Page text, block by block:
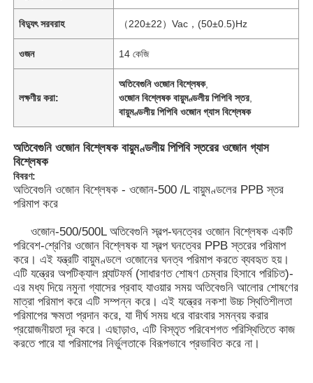
বিদ্যুৎ সরবরাহ （220±22）Vac，(50±0.5)Hz
ওজন 14 কেজি
লক্ষণীয় করা:
অতিবেগুনি ওজোন বিশ্লেষক,
ওজোন বিশ্লেষক বায়ুমণ্ডলীয় পিপিবি স্তর,
বায়ুমণ্ডলীয় পিপিবি ওজোন গ্যাস বিশ্লেষক
অতিবেগুনি ওজোন বিশ্লেষক বায়ুমণ্ডলীয় পিপিবি স্তরের ওজোন গ্যাস
বিশ্লেষক
বিবরণ:
অতিবেগুনি ওজোন বিশ্লেষক - ওজোন-500 /L বায়ুমণ্ডলের PPB স্তর
পরিমাপ করে
ওজোন-500/500L অতিবেগুনি স্বল্প-ঘনত্বের ওজোন বিশ্লেষক একটি
পরিবেশ-শ্রেণির ওজোন বিশ্লেষক যা স্বল্প ঘনত্বের PPB স্তরের পরিমাপ
করে। এই যন্ত্রটি বায়ুমণ্ডলে ওজোনের ঘনত্ব পরিমাপ করতে ব্যবহৃত হয়।
এটি যন্ত্রের অপটিক্যাল প্ল্যাটফর্ম (সাধারণত শোষণ চেম্বার হিসাবে পরিচিত)-
এর মধ্য দিয়ে নমুনা গ্যাসের প্রবাহ যাওয়ার সময় অতিবেগুনি আলোর শোষণের
মাত্রা পরিমাপ করে এটি সম্পন্ন করে। এই যন্ত্রের নকশা উচ্চ স্থিতিশীলতা
পরিমাপের ক্ষমতা প্রদান করে, যা দীর্ঘ সময় ধরে বারংবার সমন্বয় করার
প্রয়োজনীয়তা দূর করে। এছাড়াও, এটি বিস্তৃত পরিবেশগত পরিস্থিতিতে কাজ
করতে পারে যা পরিমাপের নির্ভুলতাকে বিরূপভাবে প্রভাবিত করে না।